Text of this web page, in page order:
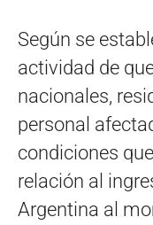
Según se
actividad de
nacionales,
personal
condiciones
relación al
Argentina al